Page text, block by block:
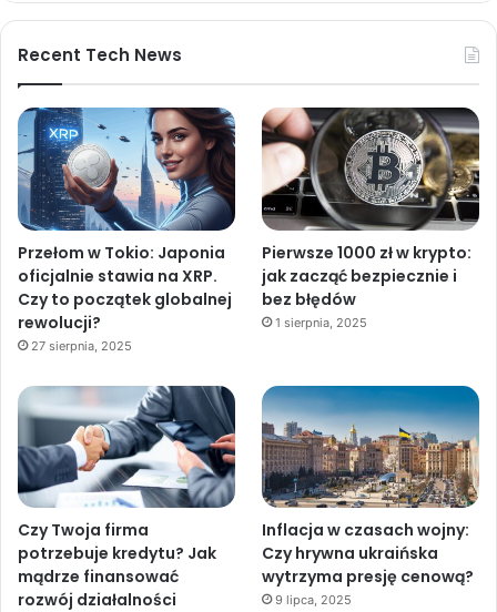
Recent Tech News
Przełom w Tokio: Japonia
oficjalnie stawia na XRP.
Czy to początek globalnej
rewolucji?
27 sierpnia, 2025
Pierwsze 1000 zł w krypto:
jak zacząć bezpiecznie i
bez błędów
1 sierpnia, 2025
Czy Twoja firma
potrzebuje kredytu? Jak
mądrze finansować
rozwój działalności
Inflacja w czasach wojny:
Czy hrywna ukraińska
wytrzyma presję cenową?
9 lipca, 2025